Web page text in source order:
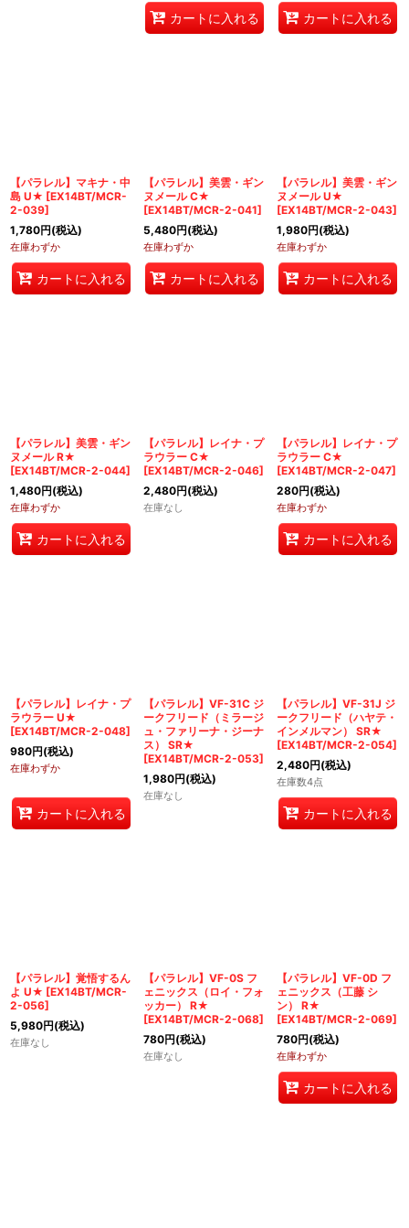
カートに入れる カートに入れる
【パラレル】マキナ・中
島 U★ [EX14BT/MCR-
2-039]
1,780円(税込)
在庫わずか
カートに入れる
【パラレル】美雲・ギン
ヌメール C★
[EX14BT/MCR-2-041]
5,480円(税込)
在庫わずか
カートに入れる
【パラレル】美雲・ギン
ヌメール U★
[EX14BT/MCR-2-043]
1,980円(税込)
在庫わずか
カートに入れる
【パラレル】美雲・ギン
ヌメール R★
[EX14BT/MCR-2-044]
1,480円(税込)
在庫わずか
カートに入れる
【パラレル】レイナ・プ
ラウラー C★
[EX14BT/MCR-2-046]
2,480円(税込)
在庫なし
【パラレル】レイナ・プ
ラウラー C★
[EX14BT/MCR-2-047]
280円(税込)
在庫わずか
カートに入れる
【パラレル】レイナ・プ
ラウラー U★
[EX14BT/MCR-2-048]
980円(税込)
在庫わずか
カートに入れる
【パラレル】VF-31C ジ
ークフリード（ミラージ
ュ・ファリーナ・ジーナ
ス） SR★
[EX14BT/MCR-2-053]
1,980円(税込)
在庫なし
【パラレル】VF-31J ジ
ークフリード（ハヤテ・
インメルマン） SR★
[EX14BT/MCR-2-054]
2,480円(税込)
在庫数4点
カートに入れる
【パラレル】覚悟するん
よ U★ [EX14BT/MCR-
2-056]
5,980円(税込)
在庫なし
【パラレル】VF-0S フ
ェニックス（ロイ・フォ
ッカー） R★
[EX14BT/MCR-2-068]
780円(税込)
在庫なし
【パラレル】VF-0D フ
ェニックス（工藤 シ
ン） R★
[EX14BT/MCR-2-069]
780円(税込)
在庫わずか
カートに入れる